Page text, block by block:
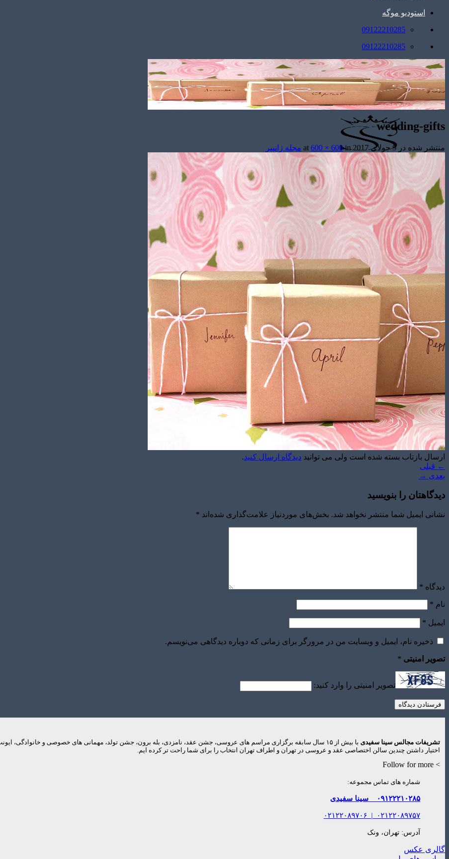
استودیو موگه
09122210285
09122210285
تشریفات مجالس
باغ های عروسی
استودیو عکاسی
قیمت منوها
برآورد قیمت
برآورد قیمت
wedding-gifts
منتشر شده در9 جولای 2017 at
600 × 600in مجله ژانپیر
ارسال بازتاب بسته شده است ولی می توانید دیدگاه ارسال کنید.
← قبلی
بعدی →
دیدگاهتان را بنویسید
نشانی ایمیل شما منتشر نخواهد شد. بخش‌های موردنیاز علامت‌گذاری شده‌اند *
دیدگاه *
نام *
ایمیل *
ذخیره نام، ایمیل و وبسایت من در مرورگر برای زمانی که دوباره دیدگاهی می‌نویسم.
تصویر امنیتی *
تصویر امنیتی را وارد کنید:
تشریفات مجالس سینا سفیدی
با بیش از ۱۵ سال سابقه برگزاری مراسم های عروسی، جشن عقد، نامزدی، بله برون، جشن تولد، مهمانی های خصوصی و
اختیار داشتن چندین سالن اختصاصی عقد و عروسی در تهران و اطراف تهران انتخاب را برای شما راحت تر کرده ایم.
> Follow for more
شماره های تماس مجموعه:
۰۹۱۲۲۲۱۰۲۸۵ سینا سفیدی
۰۲۱۲۲۰۸۹۷۵۷ | ۰۲۱۲۲۰۸۹۷۰۶
آدرس: تهران، ونک
گالری عکس